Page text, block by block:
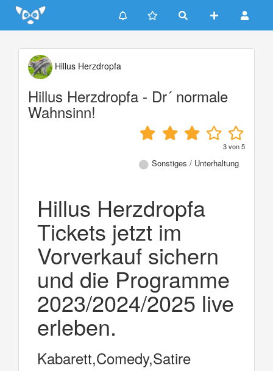
Update cookies preferences
Hillus Herzdropfa
Hillus Herzdropfa - Dr´ normale
Wahnsinn!
3von5
Sonstiges / Unterhaltung
Hillus Herzdropfa
Tickets jetzt im
Vorverkauf sichern
und die Programme
2023/2024/2025 live
erleben.
Kabarett,Comedy,Satire